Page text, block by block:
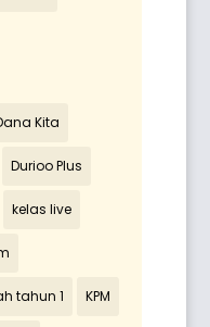
Kita
Durioo Plus
kelas live
tahun 1 KPM